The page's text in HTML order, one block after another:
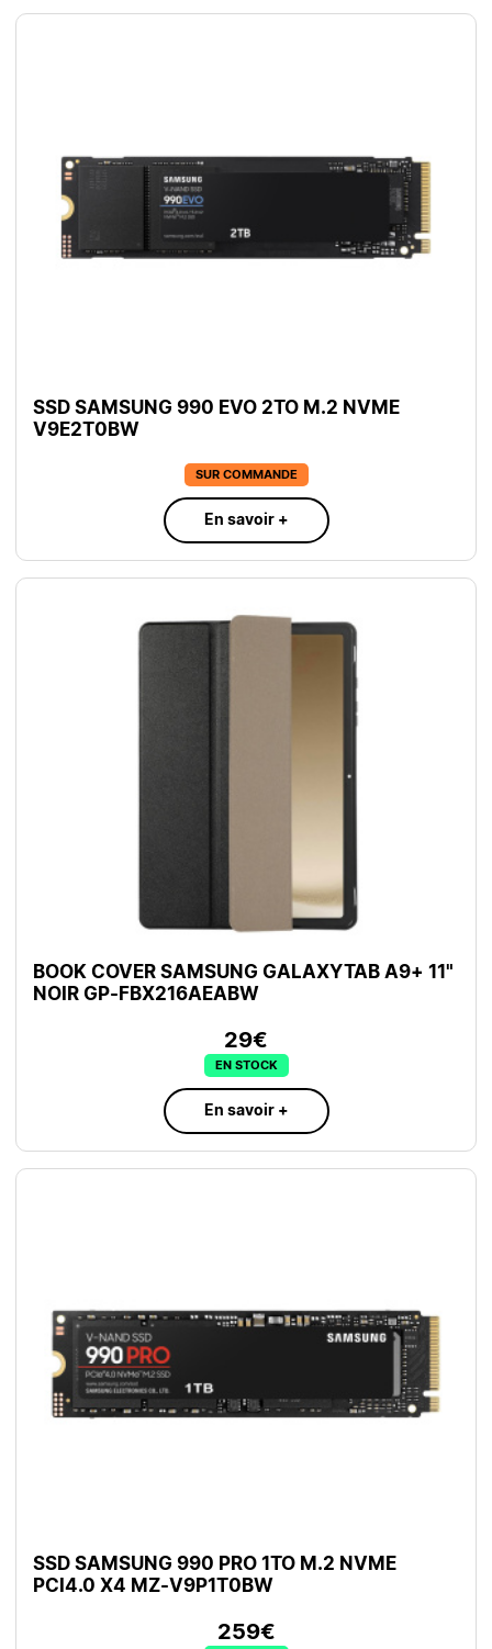
SSD SAMSUNG 990 EVO 2TO M.2 NVME
V9E2T0BW
SUR COMMANDE
En savoir +
BOOK COVER SAMSUNG GALAXYTAB A9+ 11"
NOIR GP-FBX216AEABW
29€
EN STOCK
En savoir +
SSD SAMSUNG 990 PRO 1TO M.2 NVME
PCI4.0 X4 MZ-V9P1T0BW
259€